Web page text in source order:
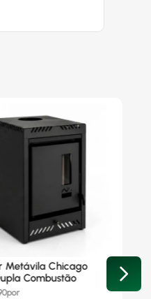
Metávila Chicago
Combustão
por